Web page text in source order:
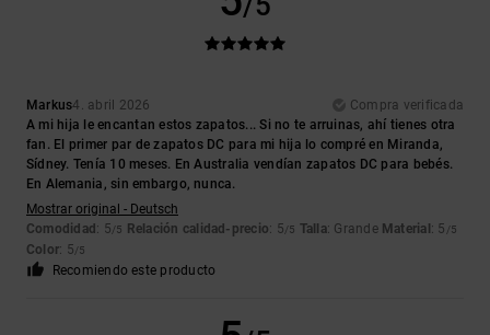
Markus4. abril 2026
Compra verificada
A mi hija le encantan estos zapatos... Si no te arruinas, ahí tienes otra
fan. El primer par de zapatos DC para mi hija lo compré en Miranda,
Sídney. Tenía 10 meses. En Australia vendían zapatos DC para bebés.
En Alemania, sin embargo, nunca.
Mostrar original - Deutsch
Comodidad : 5/5 Relación calidad-precio: 5/5 Talla: Grande Material : 5 /5
Color: 5/5
Recomiendo este producto